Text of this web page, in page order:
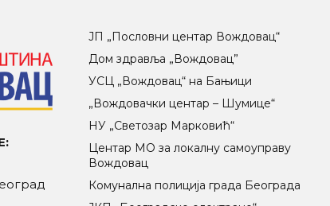
ЈП „Пословни центар Вождовац“
Дом здравља „Вождовац”
УСЦ „Вождовац“ на Бањици
„Вождовачки центар – Шумице“
НУ „Светозар Марковић“
Центар МO за локалну самоуправу
Вождовац
Комунална полиција града Београда